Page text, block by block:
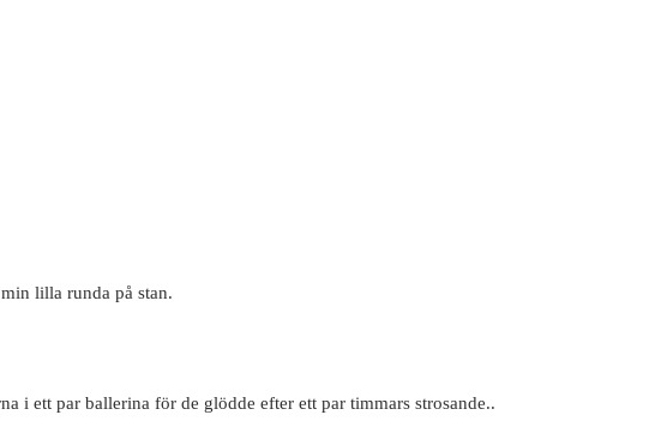
lilla runda på stan.
i ett par ballerina för de glödde efter ett par timmars strosande..